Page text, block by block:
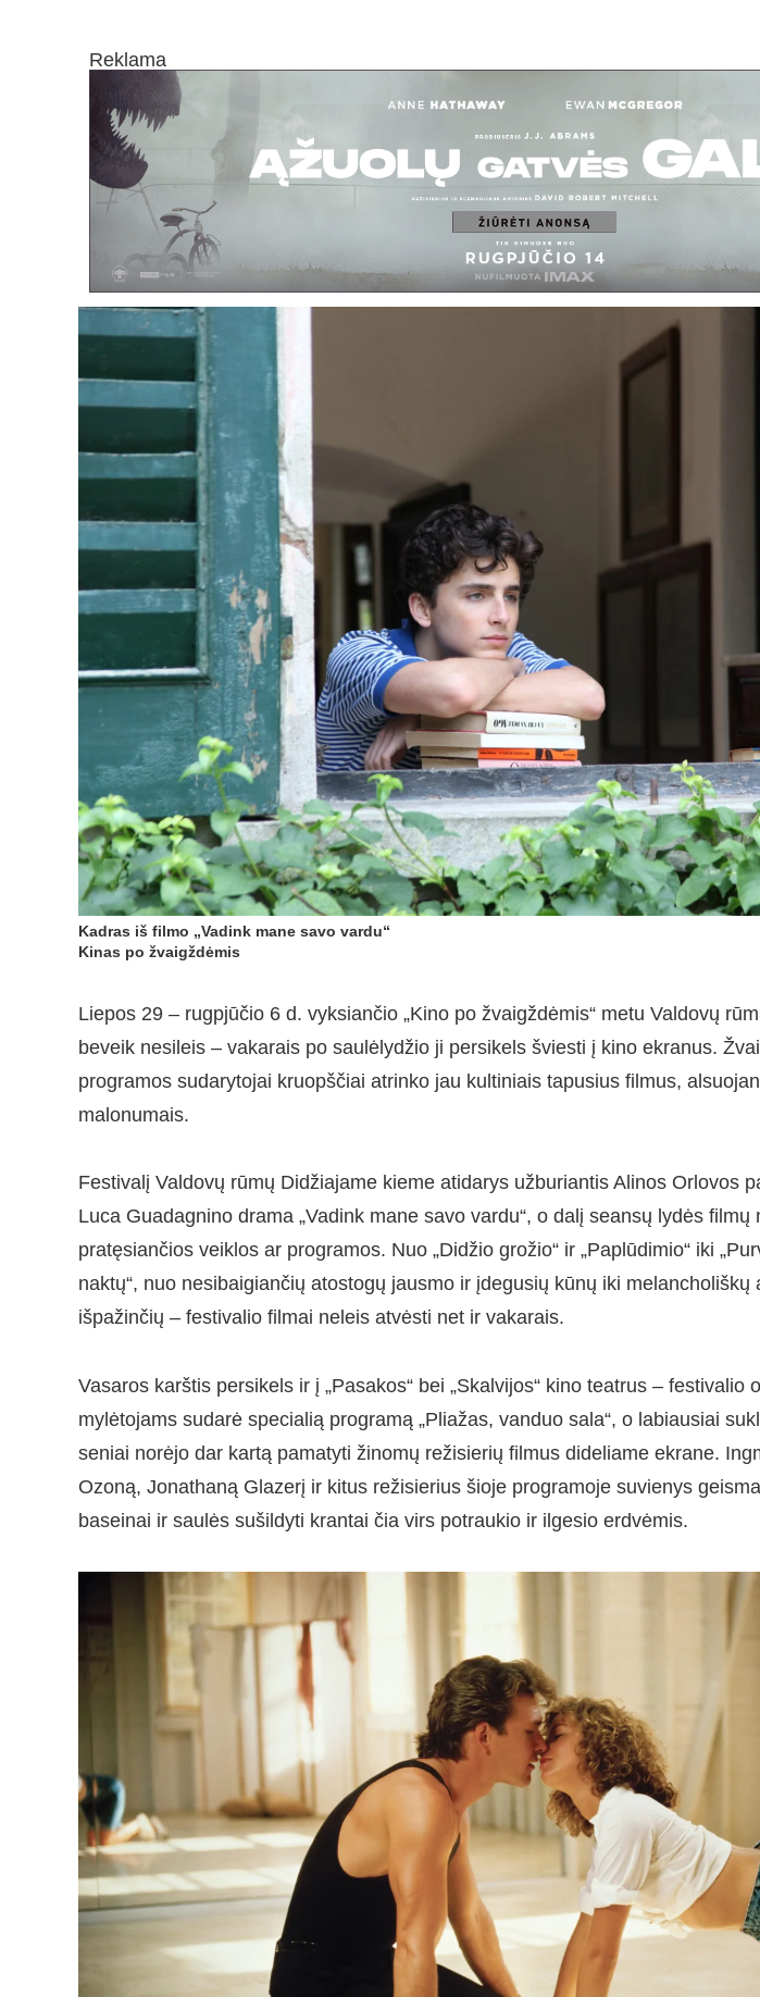
Reklama
Kadras iš filmo „Vadink mane savo vardu“
Kinas po žvaigždėmis
Liepos 29 – rugpjūčio 6 d. vyksiančio „Kino po žvaigždėmis“ metu Valdovų
beveik nesileis – vakarais po saulėlydžio ji persikels šviesti į kino ekranus.
programos sudarytojai kruopščiai atrinko jau kultiniais tapusius filmus,
malonumais.
Festivalį Valdovų rūmų Didžiajame kieme atidarys užburiantis Alinos Orlovos
Luca Guadagnino drama „Vadink mane savo vardu“, o dalį seansų lydės filmų
pratęsiančios veiklos ar programos. Nuo „Didžio grožio“ ir „Paplūdimio“ iki
naktų“, nuo nesibaigiančių atostogų jausmo ir įdegusių kūnų iki melancholiškų
išpažinčių – festivalio filmai neleis atvėsti net ir vakarais.
Vasaros karštis persikels ir į „Pasakos“ bei „Skalvijos“ kino teatrus – festivalio
mylėtojams sudarė specialią programą „Pliažas, vanduo sala“, o labiausiai
seniai norėjo dar kartą pamatyti žinomų režisierių filmus dideliame ekrane.
Ozoną, Jonathaną Glazerį ir kitus režisierius šioje programoje suvienys
baseinai ir saulės sušildyti krantai čia virs potraukio ir ilgesio erdvėmis.